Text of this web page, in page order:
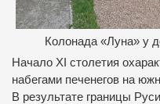
Колонада «Луна» у
Начало ХІ столетия
набегами печенегов на
В результате границы